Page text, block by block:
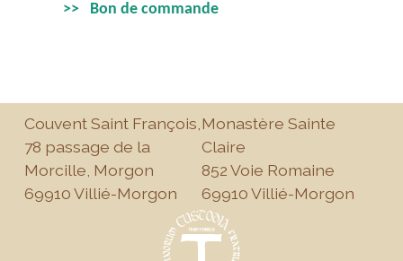
>> Bon de commande
Couvent Saint François,
78 passage de la
Morcille, Morgon
69910 Villié-Morgon
Monastère Sainte
Claire
852 Voie Romaine
69910 Villié-Morgon